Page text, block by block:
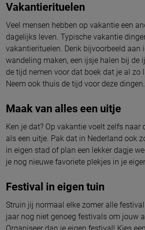
Vakantierituelen
Veel mensen hebben op vakantie een
dagelijks leven. Typische vakantie
vakantierituelen. Denk bijvoorbeeld aan
wandeling maken, een ijsje halen bij de
de tijd nemen voor dat boek dat je al zo
Neem ook thuis de tijd voor deze dingen.
Maak van alles een uitje
Ken je dat? Op vakantie voelt zelfs naar
als een uitje. Pak dat in Nederland ook
in eigen stad of plan een lekker dagje
je nog nieuwe favoriete plekjes in je
Festival in eigen tuin
Struin jij normaal elke zomer alle
jaar nog niet genoeg festivals om jouw